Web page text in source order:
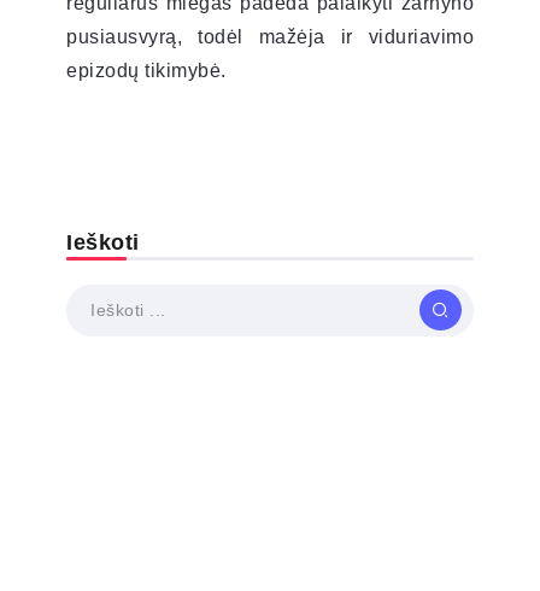
pusiausvyrą, todėl mažėja ir viduriavimo
epizodų tikimybė.
Ieškoti